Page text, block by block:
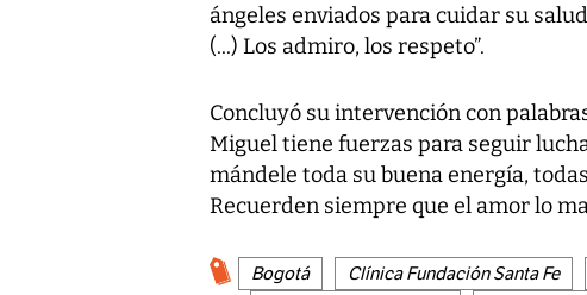
ángeles enviados para cuidar su
(...) Los admiro, los respeto”.
Concluyó su intervención con
Miguel tiene fuerzas para seguir
mándele toda su buena energía,
Recuerden siempre que el amor lo
Bogotá Clínica Fundación Santa Fe